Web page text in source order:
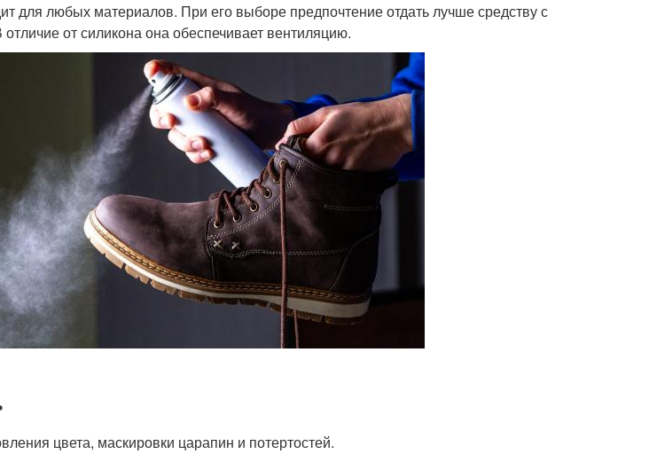
для любых материалов. При его выборе предпочтение отдать лучше средству с
от силикона она обеспечивает вентиляцию.
цвета, маскировки царапин и потертостей.